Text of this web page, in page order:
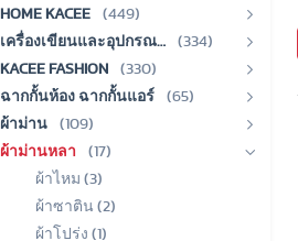
HOME KACEE
(449)
เครื่องเขียนและอุปกรณ…
(334)
KACEE FASHION
(330)
ฉากกั้นห้อง ฉากกั้นแอร์
(65)
ผ้าม่าน
(109)
ผ้าม่านหลา
(17)
ผ้าไหม (3)
ผ้าซาติน (2)
ผ้าโปร่ง (1)